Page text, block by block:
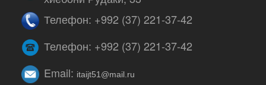
Телефон: +992 (37) 221-37-42
Телефон: +992 (37) 221-37-42
Email: itaijt51@mail.ru